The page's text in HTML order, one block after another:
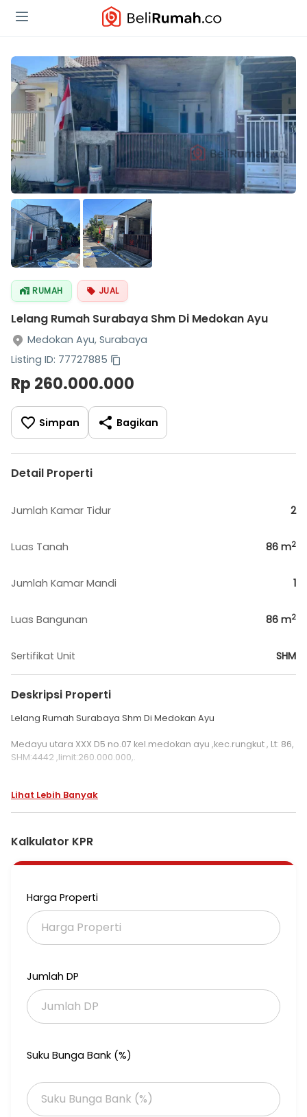
RUMAH JUAL
Lelang Rumah Surabaya Shm Di Medokan Ayu
Medokan Ayu, Surabaya
Listing ID: 77727885
Rp 260.000.000
Simpan Bagikan
Detail Properti
Jumlah Kamar Tidur 2
Luas Tanah 86 m2
Jumlah Kamar Mandi 1
Luas Bangunan 86 m2
Sertifikat Unit SHM
Deskripsi Properti
Lelang Rumah Surabaya Shm Di Medokan Ayu
Medayu utara XXX D5 no.07 kel.medokan ayu ,kec.rungkut , Lt: 86,
SHM:4442 ,limit:260.000.000,.
Lihat Lebih Banyak
Kalkulator KPR
Harga Properti
Jumlah DP
Suku Bunga Bank (%)